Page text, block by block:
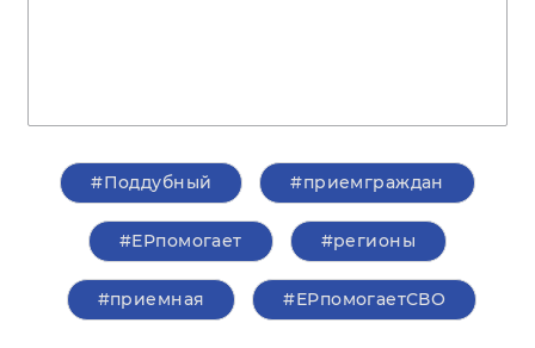
#Поддубный #приемграждан
#ЕРпомогает #регионы
#приемная #ЕРпомогаетСВО